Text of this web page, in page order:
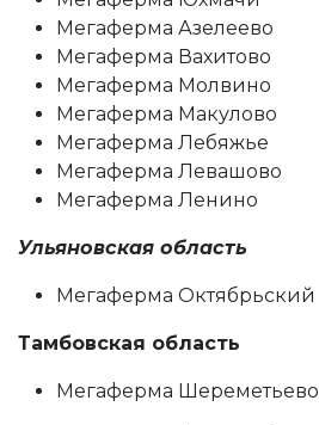
Мегаферма Азелеево
Мегаферма Вахитово
Мегаферма Молвино
Мегаферма Макулово
Мегаферма Лебяжье
Мегаферма Левашово
Мегаферма Ленино
Ульяновская область
Мегаферма Октябрьский
Тамбовская область
Мегаферма Шереметьево